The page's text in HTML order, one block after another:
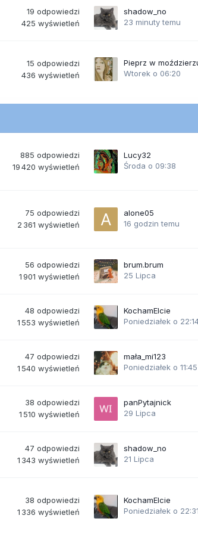
19 odpowiedzi
425 wyświetleń
shadow_no
23 minuty temu
15 odpowiedzi
436 wyświetleń
Pieprz w
Wtorek o 06:20
885 odpowiedzi
19 420 wyświetleń
Lucy32
Środa o 09:38
75 odpowiedzi
2 361 wyświetleń
alone05
16 godzin temu
56 odpowiedzi
1 901 wyświetleń
brum.brum
25 Lipca
48 odpowiedzi
1 553 wyświetleń
KochamElcie
Poniedziałek o
47 odpowiedzi
1 540 wyświetleń
mała_mi123
Poniedziałek o 11:45
38 odpowiedzi
1 510 wyświetleń
panPytajnick
29 Lipca
47 odpowiedzi
1 343 wyświetleń
shadow_no
21 Lipca
38 odpowiedzi
1 336 wyświetleń
KochamElcie
Poniedziałek o